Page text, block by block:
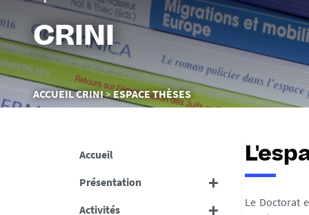
CRINI
Vous
êtes
ACCUEIL CRINI ESPACE THÈSES
Accueil
Présentation
Activités
Le Doctorat